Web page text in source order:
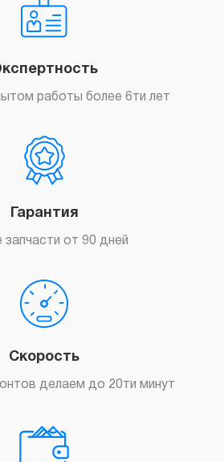
работы более 6ти лет
Гарантия
запчасти от 90 дней
Скорость
делаем до 20ти минут